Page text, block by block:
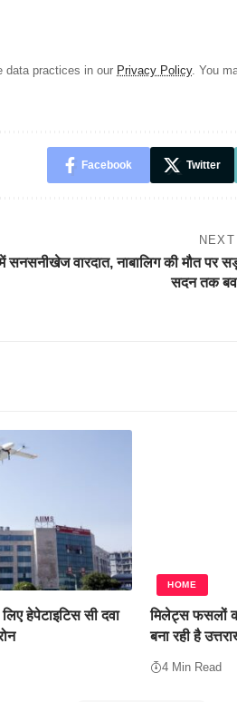
data practices in our Privacy Policy. You
Facebook Twitter
सनसनीखेज वारदात, नाबालिग की मौत पर
सदन तक
हेपेटाइटिस सी दवा
HOME
मिलेट्स फसलों
बना रही है
4 Min Read